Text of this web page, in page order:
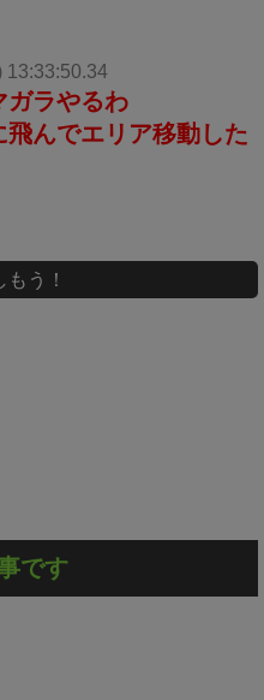
13:33:50.34
ガラやるわ
んでエリア移動した
う！
です